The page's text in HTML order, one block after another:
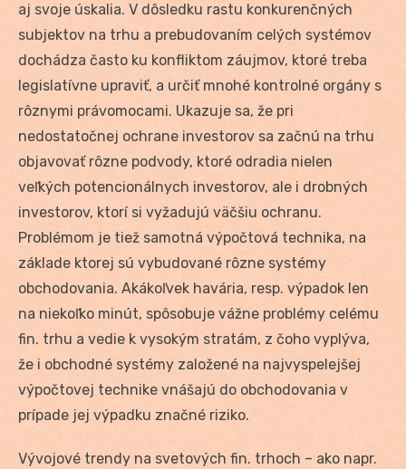
aj svoje úskalia. V dôsledku rastu konkurenčných
subjektov na trhu a prebudovaním celých systémov
dochádza často ku konfliktom záujmov, ktoré treba
legislatívne upraviť, a určiť mnohé kontrolné orgány s
rôznymi právomocami. Ukazuje sa, že pri
nedostatočnej ochrane investorov sa začnú na trhu
objavovať rôzne podvody, ktoré odradia nielen
veľkých potencionálnych investorov, ale i drobných
investorov, ktorí si vyžadujú väčšiu ochranu.
Problémom je tiež samotná výpočtová technika, na
základe ktorej sú vybudované rôzne systémy
obchodovania. Akákoľvek havária, resp. výpadok len
na niekoľko minút, spôsobuje vážne problémy celému
fin. trhu a vedie k vysokým stratám, z čoho vyplýva,
že i obchodné systémy založené na najvyspelejšej
výpočtovej technike vnášajú do obchodovania v
prípade jej výpadku značné riziko.
Vývojové trendy na svetových fin. trhoch – ako napr.